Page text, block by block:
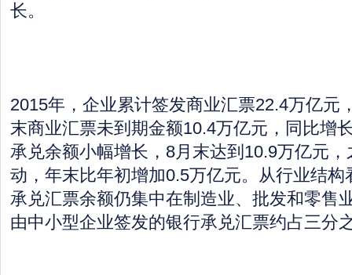
长。
2015年，企业累计签发商业汇票22.4万亿元
末商业汇票未到期金额10.4万亿元，同比增
承兑余额小幅增长，8月末达到10.9万亿元
动，年末比年初增加0.5万亿元。从行业结
承兑汇票余额仍集中在制造业、批发和零售
由中小型企业签发的银行承兑汇票约占三分